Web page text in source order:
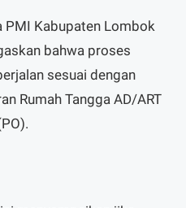
PMI Kabupaten Lombok
bahwa proses
sesuai dengan
Rumah Tangga AD/ART